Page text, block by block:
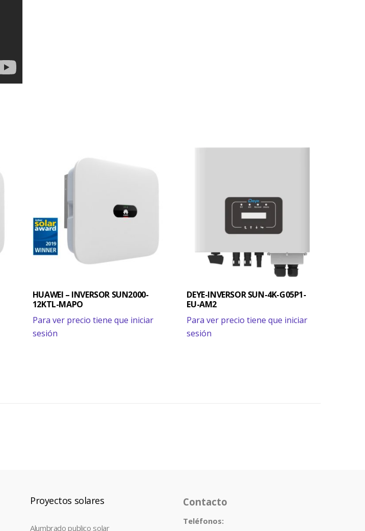
HUAWEI – INVERSOR SUN2000-
12KTL-MAPO
Para ver precio tiene que iniciar
sesión
DEYE-INVERSOR SUN-4K-G05P1-
EU-AM2
Para ver precio tiene que iniciar
sesión
Proyectos solares
Alumbrado publico solar
Contacto
Teléfonos: